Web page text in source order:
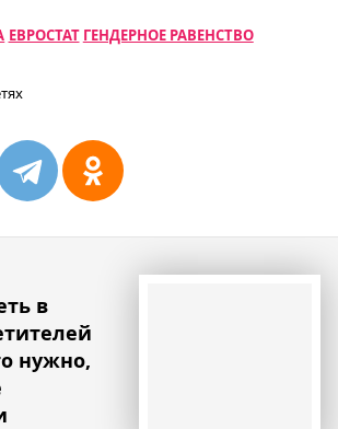
ЕВРОСТАТ ГЕНДЕРНОЕ РАВЕНСТВО
в
нужно,